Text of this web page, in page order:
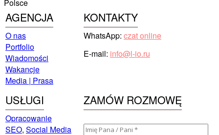
Polsce
AGENCJA KONTAKTY
O nas
Portfolio
Wiadomości
Wakancje
Media | Prasa
WhatsApp: czat online
E-mail: info@l-io.ru
USŁUGI ZAMÓW ROZMOWĘ
Opracowanie
SEO, Social Media